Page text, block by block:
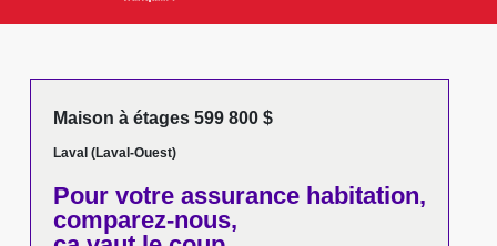
Maison à étages 599 800 $
Laval (Laval-Ouest)
Pour votreassurance habitation,
comparez-nous,